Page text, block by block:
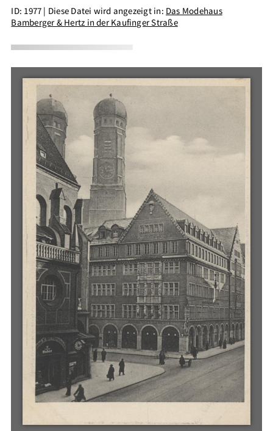
ID: 1977 | Diese Datei wird angezeigt in: Das Modehaus
Bamberger & Hertz in der Kaufinger Straße